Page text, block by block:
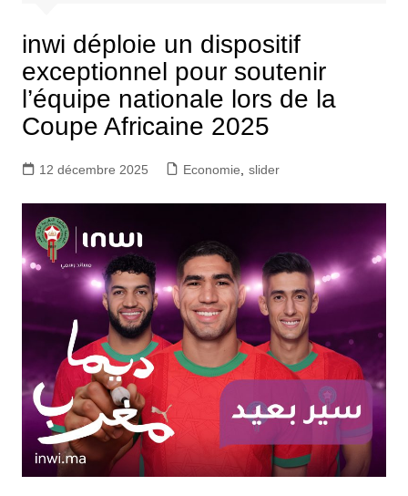
inwi déploie un dispositif
exceptionnel pour soutenir
l’équipe nationale lors de la
Coupe Africaine 2025
12 décembre 2025 Economie slider